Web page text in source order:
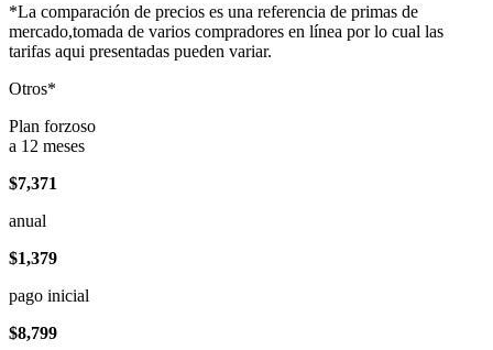
*La comparación de precios es una referencia de primas de
mercado,tomada de varios compradores en línea por lo cual las
tarifas aqui presentadas pueden variar.
Otros*
Plan forzoso
a 12 meses
$7,371
anual
$1,379
pago inicial
$8,799